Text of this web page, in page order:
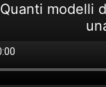
Quanti modelli